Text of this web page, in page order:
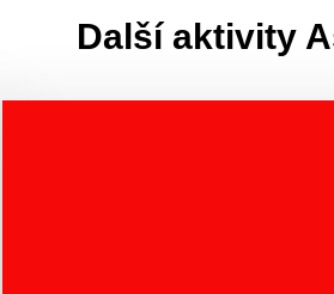
Další aktivity